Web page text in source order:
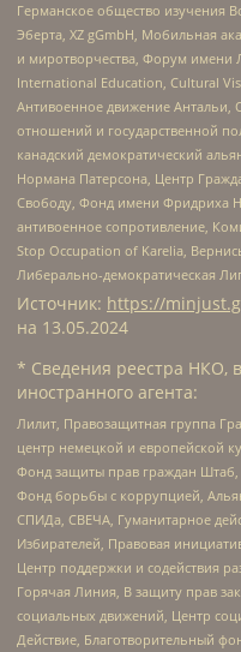
Германское общество изучения
Эберта, XZ gGmbH, Мобильная
и миротворчества, Форум имени
International Education, Cultural
Антивоенное движение
отношений и государственной
канадский демократический
Нормана Патерсона, Центр
Свободу, Фонд имени Фридриха
антивоенное сопротивление,
Stop Occupation of Karelia,
Либерально-демократическая
Источник: https://
на 13.05.2024
* Сведения реестра НКО,
иностранного агента:
Лилит, Правозащитная группа
центр немецкой и европейской
Фонд защиты прав граждан Штаб,
Фонд борьбы с коррупцией,
СПИДа, СВЕЧА, Гуманитарное
Избирателей, Правовая
Центр поддержки и содействия
Горячая Линия, В защиту прав
социальных движений, Центр
Действие, Благотворительный